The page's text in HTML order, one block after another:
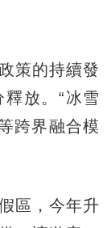
策的持續發
放。“冰雪
跨界融合模
區，今年升